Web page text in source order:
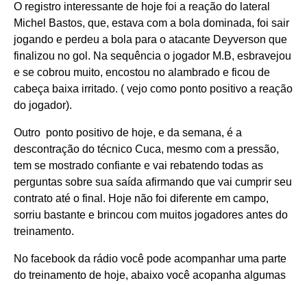
O registro interessante de hoje foi a reação do lateral
Michel Bastos, que, estava com a bola dominada, foi sair
jogando e perdeu a bola para o atacante Deyverson que
finalizou no gol. Na sequência o jogador M.B, esbravejou
e se cobrou muito, encostou no alambrado e ficou de
cabeça baixa irritado. ( vejo como ponto positivo a reação
do jogador).
Outro ponto positivo de hoje, e da semana, é a
descontração do técnico Cuca, mesmo com a pressão,
tem se mostrado confiante e vai rebatendo todas as
perguntas sobre sua saída afirmando que vai cumprir seu
contrato até o final. Hoje não foi diferente em campo,
sorriu bastante e brincou com muitos jogadores antes do
treinamento.
No facebook da rádio você pode acompanhar uma parte
do treinamento de hoje, abaixo você acopanha algumas